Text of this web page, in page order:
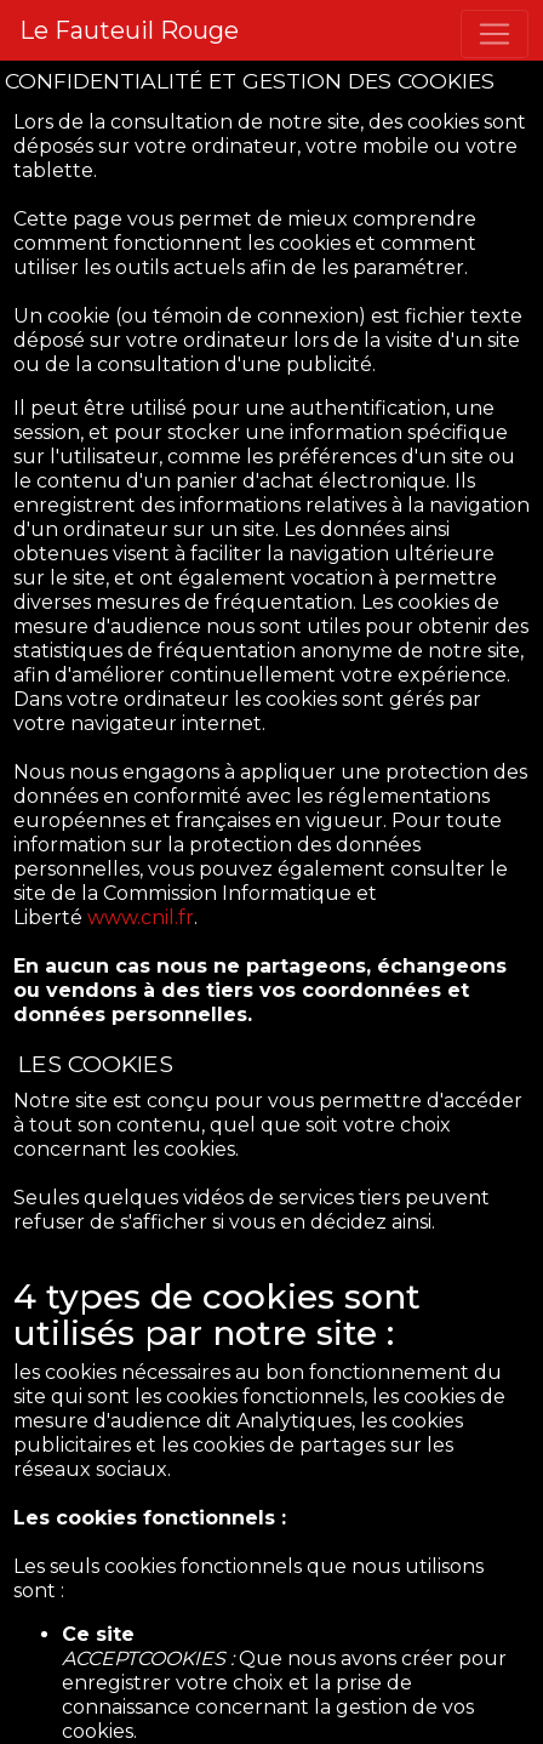
Le Fauteuil Rouge
CONFIDENTIALITÉ ET GESTION DES COOKIES
Lors de la consultation de notre site, des cookies sont
déposés sur votre ordinateur, votre mobile ou votre
tablette.
Cette page vous permet de mieux comprendre
comment fonctionnent les cookies et comment
utiliser les outils actuels afin de les paramétrer.
Un cookie (ou témoin de connexion) est fichier texte
déposé sur votre ordinateur lors de la visite d'un site
ou de la consultation d'une publicité.
Il peut être utilisé pour une authentification, une
session, et pour stocker une information spécifique
sur l'utilisateur, comme les préférences d'un site ou
le contenu d'un panier d'achat électronique. Ils
enregistrent des informations relatives à la navigation
d'un ordinateur sur un site. Les données ainsi
obtenues visent à faciliter la navigation ultérieure
sur le site, et ont également vocation à permettre
diverses mesures de fréquentation. Les cookies de
mesure d'audience nous sont utiles pour obtenir des
statistiques de fréquentation anonyme de notre site,
afin d'améliorer continuellement votre expérience.
Dans votre ordinateur les cookies sont gérés par
votre navigateur internet.
Nous nous engagons à appliquer une protection des
données en conformité avec les réglementations
européennes et françaises en vigueur. Pour toute
information sur la protection des données
personnelles, vous pouvez également consulter le
site de la Commission Informatique et
Liberté www.cnil.fr.
En aucun cas nous ne partageons, échangeons
ou vendons à des tiers vos coordonnées et
données personnelles.
LES COOKIES
Notre site est conçu pour vous permettre d'accéder
à tout son contenu, quel que soit votre choix
concernant les cookies.
Seules quelques vidéos de services tiers peuvent
refuser de s'afficher si vous en décidez ainsi.
4 types de cookies sont
utilisés par notre site :
les cookies nécessaires au bon fonctionnement du
site qui sont les cookies fonctionnels, les cookies de
mesure d'audience dit Analytiques, les cookies
publicitaires et les cookies de partages sur les
réseaux sociaux.
Les cookies fonctionnels :
Les seuls cookies fonctionnels que nous utilisons
sont :
Ce site
ACCEPTCOOKIES :Que nous avons créer pour
enregistrer votre choix et la prise de
connaissance concernant la gestion de vos
cookies.